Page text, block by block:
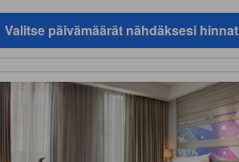
Valitse päivämäärät nähdäksesi hinnat